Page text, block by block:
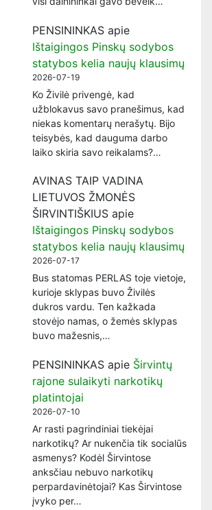
PENSININKAS apie
Ištaigingos Pinskų sodybos
statybos kelia naujų klausimų
2026-07-19
Ko Živilė privengė, kad
užblokavus savo pranešimus, kad
niekas komentarų nerašytų. Bijo
teisybės, kad dauguma darbo
laiko skiria savo reikalams?…
AVINAS TAIP VADINA
LIETUVOS ŽMONĖS
ŠIRVINTIŠKIUS apie
Ištaigingos Pinskų sodybos
statybos kelia naujų klausimų
2026-07-17
Bus statomas PERLAS toje vietoje,
kurioje sklypas buvo Živilės
dukros vardu. Ten kažkada
stovėjo namas, o žemės sklypas
buvo mažesnis,…
PENSININKAS apie Širvintų
rajone sulaikyti narkotikų
platintojai
2026-07-10
Ar rasti pagrindiniai tiekėjai
narkotikų? Ar nukenčia tik socialūs
asmenys? Kodėl Širvintose
anksčiau nebuvo narkotikų
perpardavinėtojai? Kas Širvintose
įvyko per…